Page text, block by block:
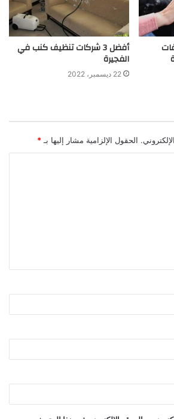
أفضل 3 شركات تنظيف كنب في
الفجيرة
22 ديسمبر، 2022
الحقول الإلزامية مشار إليها بـ *